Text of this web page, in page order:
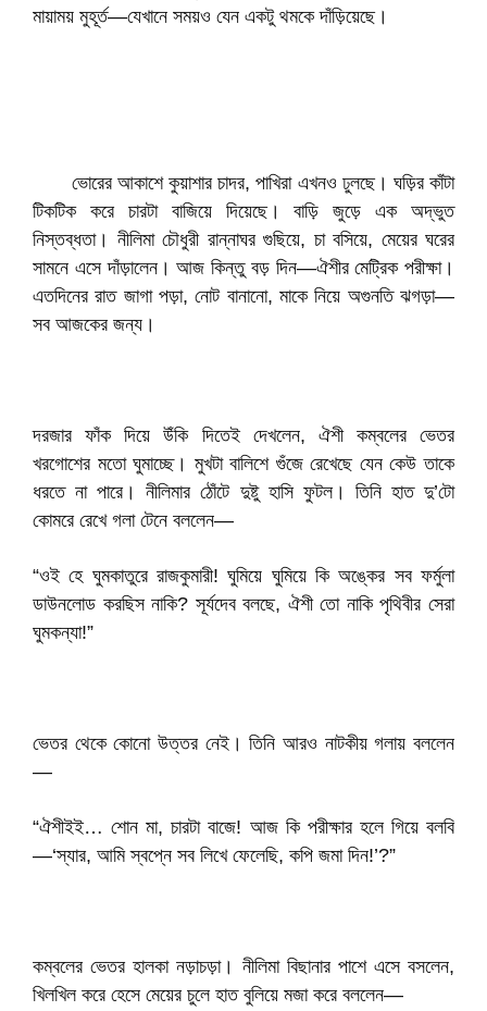
মায়াময় মুহূর্ত—যেখানে সময়ও যেন একটু থমকে দাঁড়িয়েছে।
ভোরের আকাশে কুয়াশার চাদর, পাখিরা এখনও ঢুলছে। ঘড়ির কাঁটা
টিকটিক করে চারটা বাজিয়ে দিয়েছে। বাড়ি জুড়ে এক অদ্ভুত
নিস্তব্ধতা। নীলিমা চৌধুরী রান্নাঘর গুছিয়ে, চা বসিয়ে, মেয়ের ঘরের
সামনে এসে দাঁড়ালেন। আজ কিন্তু বড় দিন—ঐশীর মেট্রিক পরীক্ষা।
এতদিনের রাত জাগা পড়া, নোট বানানো, মাকে নিয়ে অগুনতি ঝগড়া—
সব আজকের জন্য।
দরজার ফাঁক দিয়ে উঁকি দিতেই দেখলেন, ঐশী কম্বলের ভেতর
খরগোশের মতো ঘুমাচ্ছে। মুখটা বালিশে গুঁজে রেখেছে যেন কেউ তাকে
ধরতে না পারে। নীলিমার ঠোঁটে দুষ্টু হাসি ফুটল। তিনি হাত দু’টো
কোমরে রেখে গলা টেনে বললেন—
“ওই হে ঘুমকাতুরে রাজকুমারী! ঘুমিয়ে ঘুমিয়ে কি অঙ্কের সব ফর্মুলা
ডাউনলোড করছিস নাকি? সূর্যদেব বলছে, ঐশী তো নাকি পৃথিবীর সেরা
ঘুমকন্যা!”
ভেতর থেকে কোনো উত্তর নেই। তিনি আরও নাটকীয় গলায় বললেন
—
“ঐশীইই… শোন মা, চারটা বাজে! আজ কি পরীক্ষার হলে গিয়ে বলবি
—‘স্যার, আমি স্বপ্নে সব লিখে ফেলেছি, কপি জমা দিন!’?”
কম্বলের ভেতর হালকা নড়াচড়া। নীলিমা বিছানার পাশে এসে বসলেন,
খিলখিল করে হেসে মেয়ের চুলে হাত বুলিয়ে মজা করে বললেন—